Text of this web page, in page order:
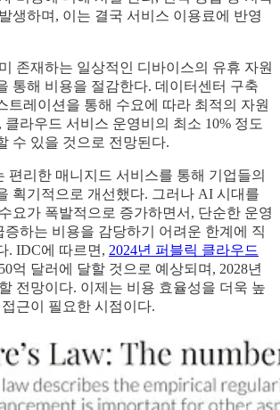
생하며, 이는 결국 서비스 이용료에 반영
존재하는 일상적인 디바이스의 유휴 자원
통해 비용을 절감한다. 데이터센터 구축
트레이션을 통해 수요에 따라 최적의 자원
클라우드 서비스 운영비의 최소 10% 정도
수 있을 것으로 전망된다.
편리한 매니지드 서비스를 통해 기업들의
획기적으로 개선했다. 그러나 AI 시대를
요가 폭발적으로 증가하면서, 단순한 운영
증하는 비용을 감당하기 어려운 한계에 직
. IDC에 따르면, 2024년 퍼블릭 클라우드
억 달러에 달할 것으로 예상되며, 2028년
전망이다. 이제는 비용 효율성을 더욱 높
근이 필요한 시점이다.